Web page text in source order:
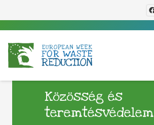
Közösség és
teremtésvédelem